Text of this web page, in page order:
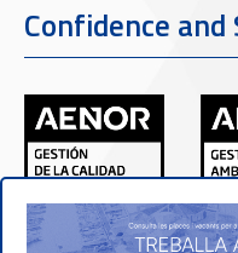
Confidence